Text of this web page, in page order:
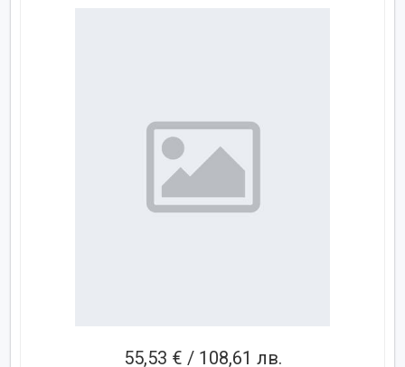
55,53 € / 108,61 лв.